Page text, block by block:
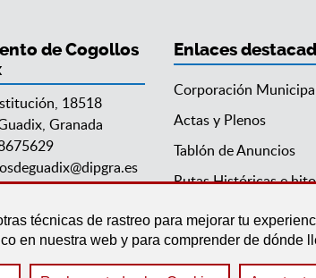
técnicas de rastreo para mejorar tu
en nuestra web y para comprender de dónde
de Cogollos
18518
Granada
Enlaces
Corporación
Actas y Plenos
Tablón de Anuncios
Rutas Históricas e